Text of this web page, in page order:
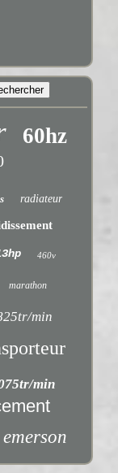
60hz
radiateur
460v
marathon
min
min
emerson